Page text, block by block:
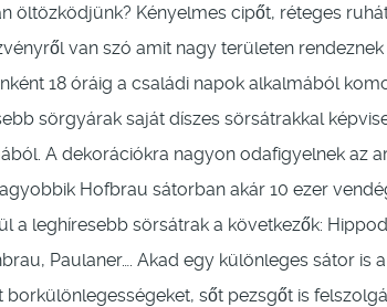
öltözködjünk? Kényelmes cipőt, réteges
van szó amit nagy területen rendeznek
18 óráig a családi napok alkalmából
sörgyárak saját díszes sörsátrakkal
A dekorációkra nagyon odafigyelnek az
Hofbrau sátorban akár 10 ezer
a leghíresebb sörsátrak a következők:
Paulaner…. Akad egy különleges sátor is
borkülönlegességeket, sőt pezsgőt is